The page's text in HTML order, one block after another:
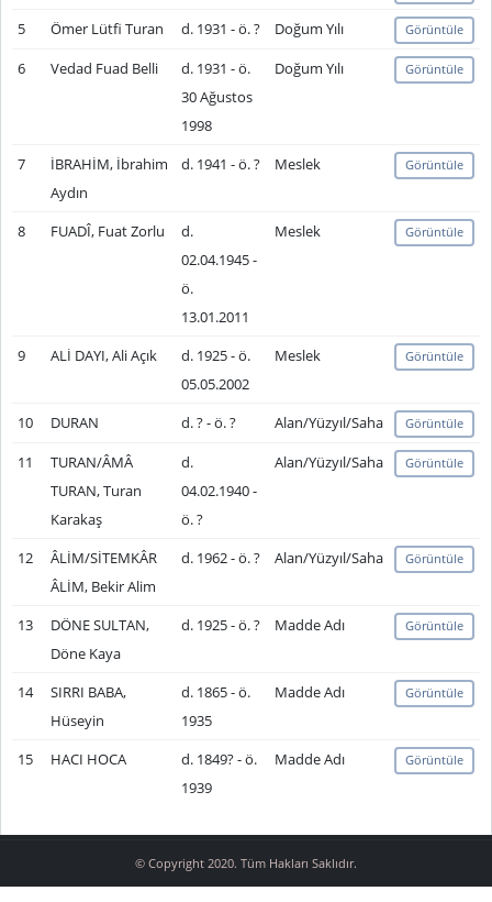
5 Ömer Lütfi Turan d. 1931 - ö. ? Doğum Yılı Görüntüle
6 Vedad Fuad Belli
d. 1931 - ö.
30 Ağustos
1998
Doğum Yılı Görüntüle
7
İBRAHİM, İbrahim
Aydın
d. 1941 - ö. ? Meslek Görüntüle
8 FUADÎ, Fuat Zorlu
d.
02.04.1945 -
ö.
13.01.2011
Meslek Görüntüle
9 ALİ DAYI, Ali Açık
d. 1925 - ö.
05.05.2002
Meslek Görüntüle
10 DURAN d. ? - ö. ? Alan/Yüzyıl/Saha Görüntüle
11
TURAN/ÂMÂ
TURAN, Turan
Karakaş
d.
04.02.1940 -
ö. ?
Alan/Yüzyıl/Saha Görüntüle
12
ÂLİM/SİTEMKÂR
ÂLİM, Bekir Alim
d. 1962 - ö. ? Alan/Yüzyıl/Saha Görüntüle
13
DÖNE SULTAN,
Döne Kaya
d. 1925 - ö. ? Madde Adı Görüntüle
14
SIRRI BABA,
Hüseyin
d. 1865 - ö.
1935
Madde Adı Görüntüle
15 HACI HOCA
d. 1849? - ö.
1939
Madde Adı Görüntüle
© Copyright 2020. Tüm Hakları Saklıdır.